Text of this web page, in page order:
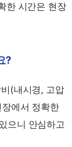
한 시간은 현장
?
(내시경, 고압
에서 정확한
으니 안심하고